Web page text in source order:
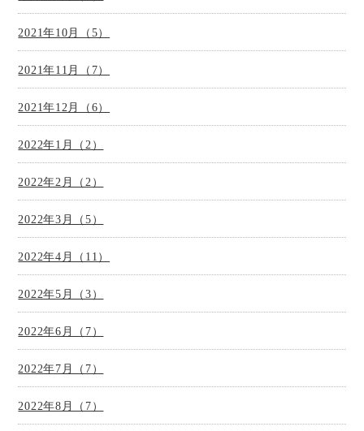
2021年10月（5）
2021年11月（7）
2021年12月（6）
2022年1月（2）
2022年2月（2）
2022年3月（5）
2022年4月（11）
2022年5月（3）
2022年6月（7）
2022年7月（7）
2022年8月（7）